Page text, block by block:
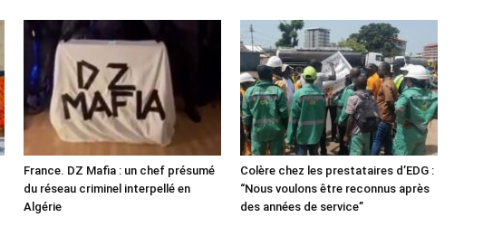
France. DZ Mafia : un chef présumé
du réseau criminel interpellé en
Algérie
Colère chez les prestataires d’EDG :
“Nous voulons être reconnus après
des années de service”